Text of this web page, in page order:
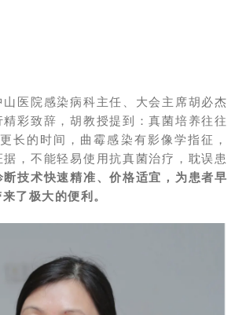
医院感染病科主任、大会主席胡必杰
彩致辞，胡教授提到：真菌培养往往
长的时间，曲霉感染有影像学指征，
，不能轻易使用抗真菌治疗，耽误患
断技术快速精准、价格适宜，为患者早
了极大的便利。